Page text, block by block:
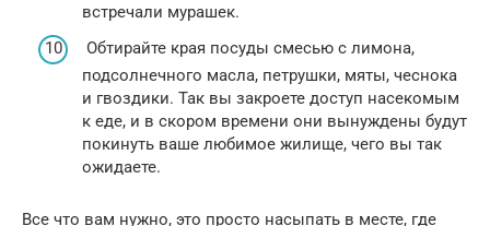
встречали мурашек.
Обтирайте края посуды смесью с лимона,
подсолнечного масла, петрушки, мяты, чеснока
и гвоздики. Так вы закроете доступ насекомым
к еде, и в скором времени они вынуждены будут
покинуть ваше любимое жилище, чего вы так
ожидаете.
Все что вам нужно, это просто насыпать в месте, где